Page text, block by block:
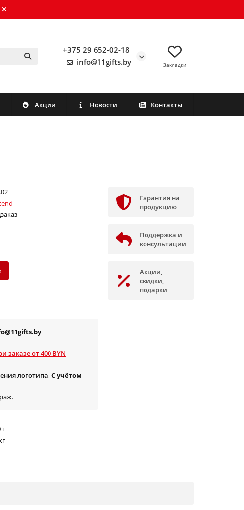
+375 29 652-02-18
info@11gifts.by
Закладки
Акции Новости Контакты
заказе от 400 BYN
логотипа. С учётом
г
Гарантия на
продукцию
Поддержка и
консультации
Акции,
скидки,
подарки